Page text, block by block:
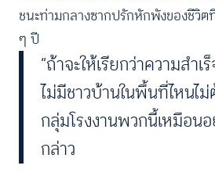
ชนะท่ามกลางซากปรักหักพังของชีวิ
ๆ ปี
“ถ้าจะให้เรียกว่าความสำ
ไม่มีชาวบ้านในพื้นที่ไหนไ
กลุ่มโรงงานพวกนี้เหมือนอ
กล่าว